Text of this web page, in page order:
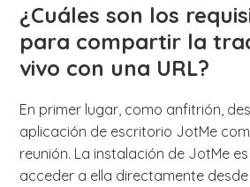
¿Cuáles son los
para compartir la
vivo con una URL?
En primer lugar, como anfitrión,
aplicación de escritorio JotMe
reunión. La instalación de JotMe
acceder a ella directamente